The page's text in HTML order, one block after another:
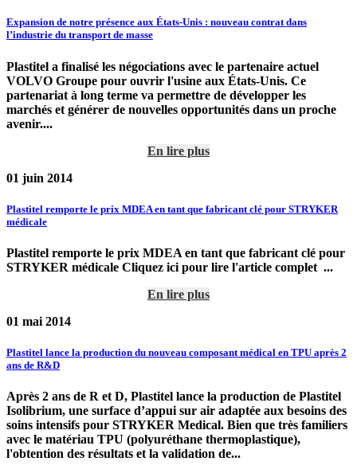
Expansion de notre présence aux États-Unis : nouveau contrat dans
l’industrie du transport de masse
Plastitel a finalisé les négociations avec le partenaire actuel
VOLVO Groupe pour ouvrir l'usine aux États-Unis. Ce
partenariat à long terme va permettre de développer les
marchés et générer de nouvelles opportunités dans un proche
avenir....
En lire plus
01 juin 2014
Plastitel remporte le prix MDEA en tant que fabricant clé pour STRYKER
médicale
Plastitel remporte le prix MDEA en tant que fabricant clé pour
STRYKER médicale Cliquez ici pour lire l'article complet ...
En lire plus
01 mai 2014
Plastitel lance la production du nouveau composant médical en TPU après 2
ans de R&D
Après 2 ans de R et D, Plastitel lance la production de Plastitel
Isolibrium, une surface d’appui sur air adaptée aux besoins des
soins intensifs pour STRYKER Medical. Bien que très familiers
avec le matériau TPU (polyuréthane thermoplastique),
l'obtention des résultats et la validation de...